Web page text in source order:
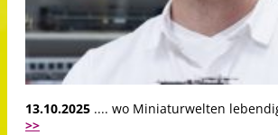
13.10.2025 .... wo Miniaturwelten
>>